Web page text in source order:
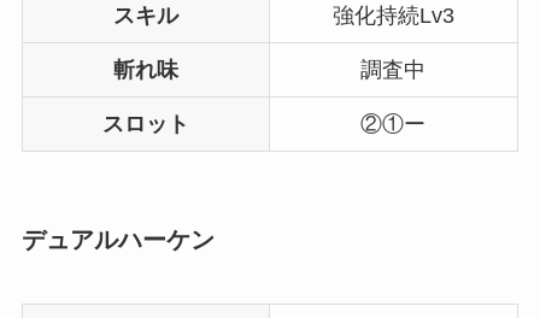
スキル 強化持続Lv3
斬れ味 調査中
スロット ②①ー
デュアルハーケン